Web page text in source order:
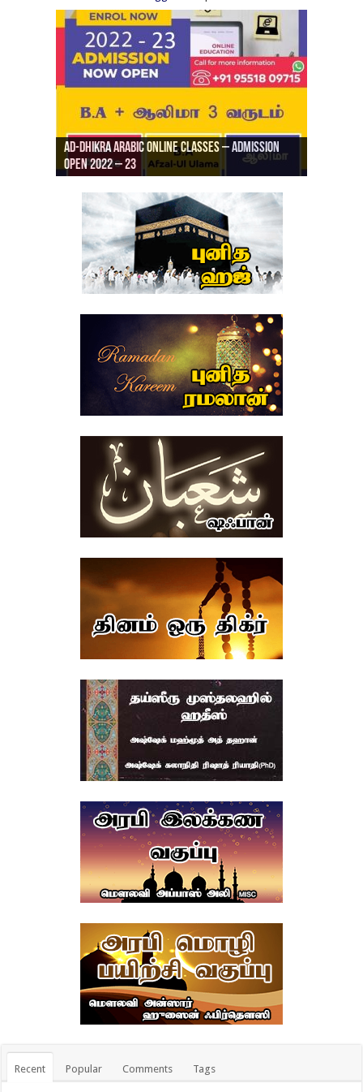
Ad-Dhikra Arabic Online Classes – Admission
Open 2022 – 23
Ad-Dhikra Arabic Online Classes – BA Arabic
AD DHIKRA ARABIC COLLEGE ADMISSION
ரியாத் ஜும்ஆ தமிழாக்கம், Jamia Al Hajiri
Masjid (Kuwait Masjid), Malaz, Riyadh
Recent Popular Comments Tags